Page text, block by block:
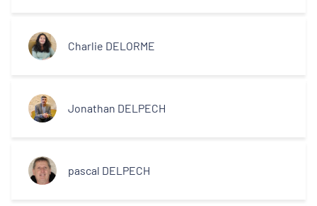
Charlie DELORME
Jonathan DELPECH
pascal DELPECH